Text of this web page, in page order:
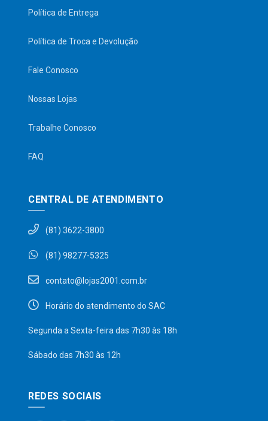
Política de Entrega
Política de Troca e Devolução
Fale Conosco
Nossas Lojas
Trabalhe Conosco
FAQ
CENTRAL DE ATENDIMENTO
(81) 3622-3800
(81) 98277-5325
contato@lojas2001.com.br
Horário do atendimento do SAC
Segunda a Sexta-feira das 7h30 às 18h
Sábado das 7h30 às 12h
REDES SOCIAIS